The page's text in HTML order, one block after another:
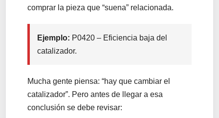
comprar la pieza que “suena” relacionada.
Ejemplo: P0420 – Eficiencia baja del
catalizador.
Mucha gente piensa: “hay que cambiar el
catalizador”. Pero antes de llegar a esa
conclusión se debe revisar: